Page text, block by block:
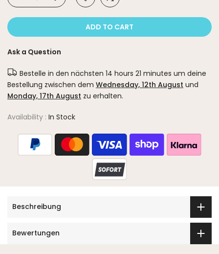
ADD TO CART
Ask a Question
Bestelle in den nächsten 14 hours 21 minutes um deine
Bestellung zwischen dem Wednesday, 12th August und
Monday, 17th August zu erhalten.
Availability : In Stock
Beschreibung
Bewertungen